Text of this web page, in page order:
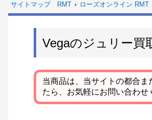
サイトマップ RMT ローズオンライン RMT
Vegaのジュリー買
当商品は、当サイトの都合
たら、お気軽にお問い合わせ